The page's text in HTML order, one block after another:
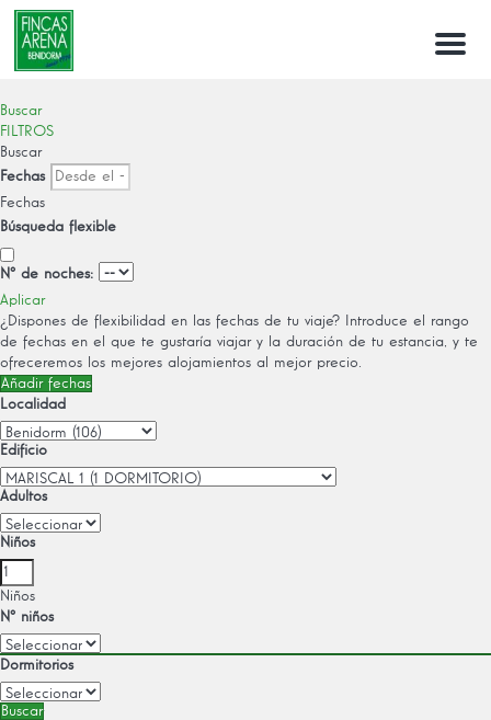
Menu
Buscar
FILTROS
Buscar
Fechas
Fechas
Búsqueda flexible
Nº de noches:
Aplicar
¿Dispones de flexibilidad en las fechas de tu viaje?
Introduce el rango
de fechas en el que te gustaría viajar y la duración de tu estancia, y te
ofreceremos los mejores alojamientos al mejor precio.
Añadir fechas
Localidad
Edificio
Adultos
Niños
Niños
Nº niños
Dormitorios
Buscar